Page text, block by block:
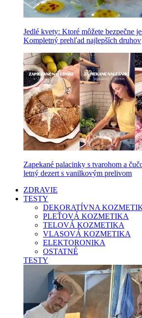
Jedlé kvety: Ktoré môžete bezpečne
Kompletný prehľad najlepších druhov
Zapekané palacinky s tvarohom a
letný dezert s vanilkovým prelivom
ZDRAVIE
TESTY
DEKORATÍVNA
PLEŤOVÁ KOZMETIKA
TELOVÁ KOZMETIKA
VLASOVÁ KOZMETIKA
ELEKTORONIKA
OSTATNÉ
TESTY